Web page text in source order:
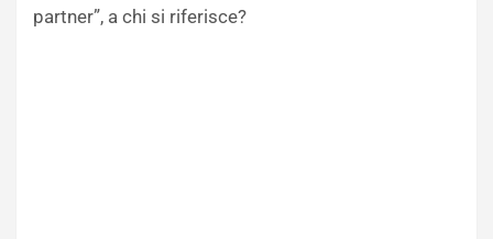
partner”, a chi si riferisce?